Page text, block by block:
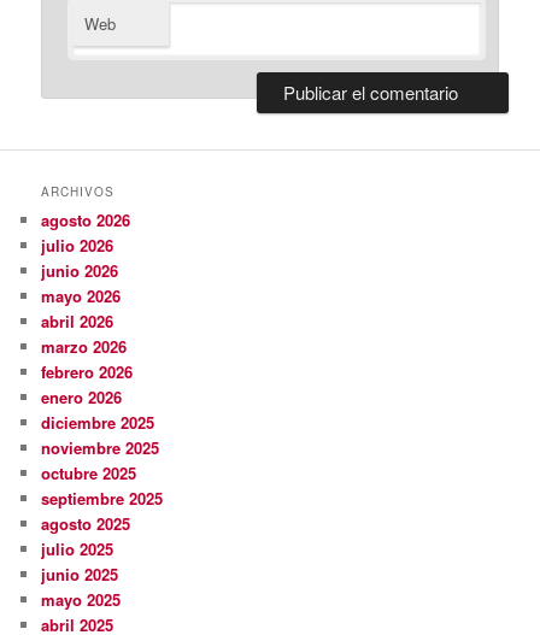
Web
ARCHIVOS
agosto 2026
julio 2026
junio 2026
mayo 2026
abril 2026
marzo 2026
febrero 2026
enero 2026
diciembre 2025
noviembre 2025
octubre 2025
septiembre 2025
agosto 2025
julio 2025
junio 2025
mayo 2025
abril 2025